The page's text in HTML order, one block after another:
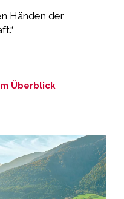
Händen der
Überblick